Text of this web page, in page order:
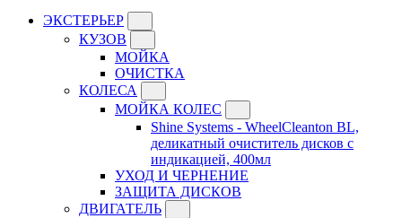
ЭКСТЕРЬЕР
КУЗОВ
МОЙКА
ОЧИСТКА
КОЛЕСА
МОЙКА КОЛЕС
Shine Systems - WheelCleanton BL,
деликатный очиститель дисков с
индикацией, 400мл
УХОД И ЧЕРНЕНИЕ
ЗАЩИТА ДИСКОВ
ДВИГАТЕЛЬ